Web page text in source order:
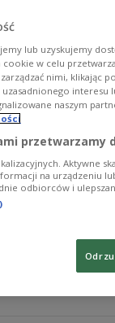
powietrza.
na temat:
zaufanie do
biurokracja i
o klimacie,
Polskie
lub uzyskujemy
w celu
nimi, klikając
naszym
przetwarzamy
Aktywne
na urządzeniu
odbiorców i